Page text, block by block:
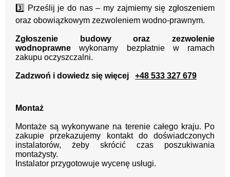
3️⃣ Prześlij je do nas – my zajmiemy się zgłoszeniem
oraz obowiązkowym zezwoleniem wodno-prawnym.
Zgłoszenie budowy oraz zezwolenie
wodnoprawne wykonamy bezpłatnie w ramach
zakupu oczyszczalni.
Zadzwoń i dowiedz się więcej +48 533 327 679
Montaż
Montaże są wykonywane na terenie całego kraju. Po
zakupie przekazujemy kontakt do doświadczonych
instalatorów, żeby skrócić czas poszukiwania
montażysty.
Instalator przygotowuje wycenę usługi.